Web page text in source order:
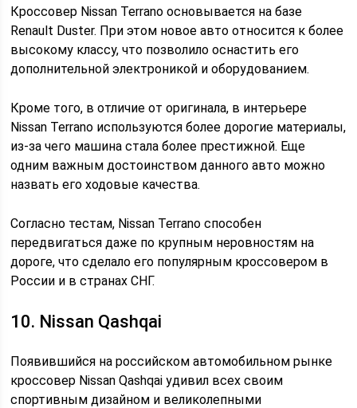
Кроссовер Nissan Terrano основывается на базе
Renault Duster. При этом новое авто относится к более
высокому классу, что позволило оснастить его
дополнительной электроникой и оборудованием.
Кроме того, в отличие от оригинала, в интерьере
Nissan Terrano используются более дорогие материалы,
из-за чего машина стала более престижной. Еще
одним важным достоинством данного авто можно
назвать его ходовые качества.
Согласно тестам, Nissan Terrano способен
передвигаться даже по крупным неровностям на
дороге, что сделало его популярным кроссовером в
России и в странах СНГ.
10. Nissan Qashqai
Появившийся на российском автомобильном рынке
кроссовер Nissan Qashqai удивил всех своим
спортивным дизайном и великолепными